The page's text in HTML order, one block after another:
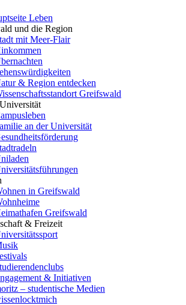
Leben
und die Region
mit Meer-Flair
& Region entdecken
Greifswald
an der Universität
in Greifswald
Greifswald
& Freizeit
& Initiativen
– studentische Medien